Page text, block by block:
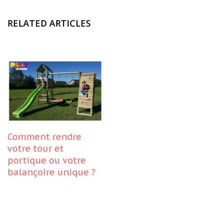
RELATED ARTICLES
Comment rendre
votre tour et
portique ou votre
balançoire unique ?